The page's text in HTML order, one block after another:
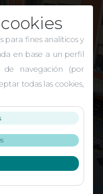
para fines analíticos y
en base a un perfil
navegación (por
todas las cookies,